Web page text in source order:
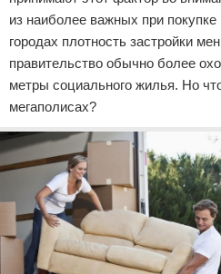
из наиболее важных при
городах плотность застройки
правительство обычно более
метры социального жилья. Но
мегаполисах?